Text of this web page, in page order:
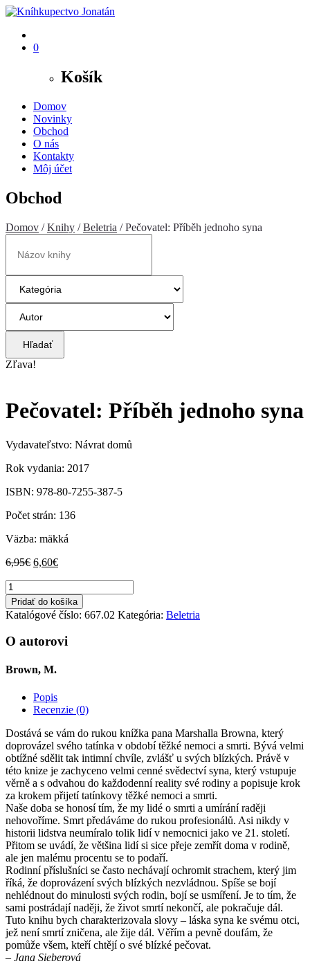
0
Košík
Domov
Novinky
Obchod
O nás
Kontakty
Môj účet
Obchod
Domov /Knihy /Beletria / Pečovatel: Příběh jednoho syna
Hľadať
Zľava!
Pečovatel: Příběh jednoho syna
Vydavateľstvo: Návrat domů
Rok vydania: 2017
ISBN: 978-80-7255-387-5
Počet strán: 136
Väzba: mäkká
6,95€ Pôvodná
6,95€.
6,60€Aktuálna
6,60€.
množstvo
Pečovatel:
Příběh
jednoho
syna
Pridať do košíka
Katalógové číslo: 667.02 Kategória: Beletria
O autorovi
Brown, M.
Popis
Recenzie (0)
Dostává se vám do rukou knížka pana Marshalla Browna, který
doprovázel svého tatínka v období těžké nemoci a smrti. Bývá velmi
obtížné sdělit tak intimní chvíle, zvlášť u svých blízkých. Právě v
této knize je zachyceno velmi cenné svědectví syna, který vstupuje
věrně a s odvahou do každodenní reality své rodiny a popisuje krok
za krokem přijetí tatínkovy těžké nemoci a smrti.
Naše doba se honosí tím, že my lidé o smrti a umírání raději
nehovoříme. Smrt předáváme do rukou profesionálů. Asi nikdy v
historii lidstva neumíralo tolik lidí v nemocnici jako ve 21. století.
Přitom se uvádí, že většina lidí si sice přeje zemřít doma v rodině,
ale jen malému procentu se to podaří.
Rodinní příslušníci se často nechávají ochromit strachem, který jim
říká, že doprovázení svých blízkých nezvládnou. Spíše se bojí
nehlédnout do minulosti svých rodin, bojí se usmíření. Je to tím, že
sami postrádají naději, že život smrtí nekončí, ale pokračuje dál.
Tuto knihu bych charakterizovala slovy – láska syna ke svému otci,
jež není smrtí zničena, ale žije dál. Věřím a pevně doufám, že
pomůže všem, kteří chtějí o své blízké pečovat.
– Jana Sieberová